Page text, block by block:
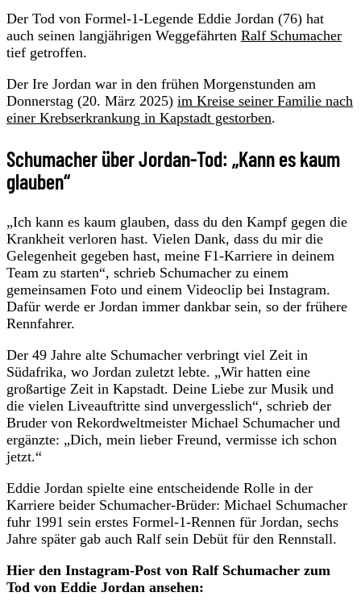
Der Tod von Formel-1-Legende Eddie Jordan (76) hat
auch seinen langjährigen Weggefährten Ralf Schumacher
tief getroffen.
Der Ire Jordan war in den frühen Morgenstunden am
Donnerstag (20. März 2025) im Kreise seiner Familie nach
einer Krebserkrankung in Kapstadt gestorben.
Schumacher über Jordan-Tod: „Kann es kaum
glauben“
„Ich kann es kaum glauben, dass du den Kampf gegen die
Krankheit verloren hast. Vielen Dank, dass du mir die
Gelegenheit gegeben hast, meine F1-Karriere in deinem
Team zu starten“, schrieb Schumacher zu einem
gemeinsamen Foto und einem Videoclip bei Instagram.
Dafür werde er Jordan immer dankbar sein, so der frühere
Rennfahrer.
Der 49 Jahre alte Schumacher verbringt viel Zeit in
Südafrika, wo Jordan zuletzt lebte. „Wir hatten eine
großartige Zeit in Kapstadt. Deine Liebe zur Musik und
die vielen Liveauftritte sind unvergesslich“, schrieb der
Bruder von Rekordweltmeister Michael Schumacher und
ergänzte: „Dich, mein lieber Freund, vermisse ich schon
jetzt.“
Eddie Jordan spielte eine entscheidende Rolle in der
Karriere beider Schumacher-Brüder: Michael Schumacher
fuhr 1991 sein erstes Formel-1-Rennen für Jordan, sechs
Jahre später gab auch Ralf sein Debüt für den Rennstall.
Hier den Instagram-Post von Ralf Schumacher zum
Tod von Eddie Jordan ansehen: